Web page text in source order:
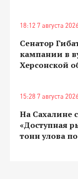
18:12 7 августа 2026
Сенатор
кампании в
Херсонской
15:28 7 августа 2026
На Сахалине
«Доступная
тонн улова